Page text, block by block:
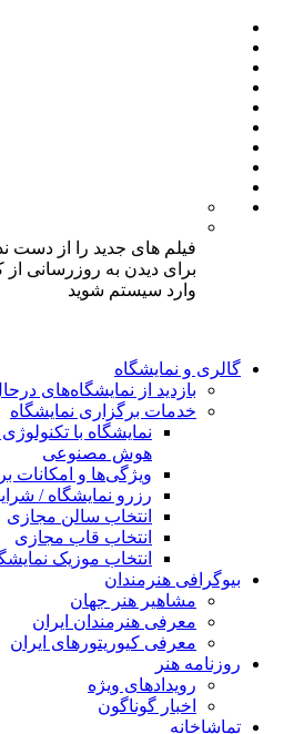
فیلم های جدید را از دست
برای دیدن به روزرسانی از
وارد سیستم شوید
گالری و نمایشگاه
بازدید از نمایشگاه‌های
خدمات برگزاری نمایشگاه
نمایشگاه با
هوش مصنوعی
ویژگی‌ها و امکانات
رزرو نمایشگاه /
انتخاب سالن مجازی
انتخاب قاب مجازی
انتخاب موزیک
بیوگرافی هنرمندان
مشاهیر هنر جهان
معرفی هنرمندان ایران
معرفی کیوریتورهای ایران
روزنامه هنر
رویدادهای ویژه
اخبار گوناگون
تماشاخانه